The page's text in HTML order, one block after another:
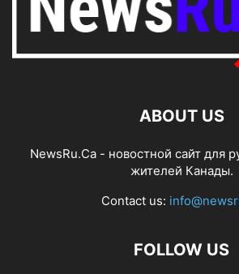
ABOUT US
NewsRu.Ca - новостной сайт для
жителей Канады.
Contact us:
FOLLOW US